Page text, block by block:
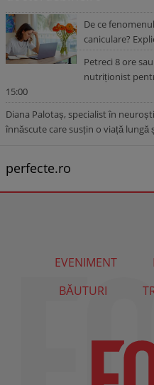
De ce
caniculare?
Petreci 8 ore
nutriționist
15:00
Diana Palotaș, specialist în
înnăscute care susțin o viață lungă
perfecte.ro
EVENIMENT
BĂUTURI